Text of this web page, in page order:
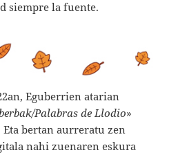
siempre la fuente.
Eguberrien atarian
Palabras de Llodio»
bertan aurreratu zen
nahi zuenaren eskura